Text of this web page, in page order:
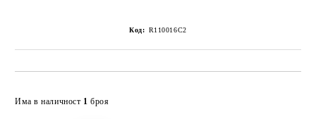
Код: R110016C2
Има в наличност 1 броя